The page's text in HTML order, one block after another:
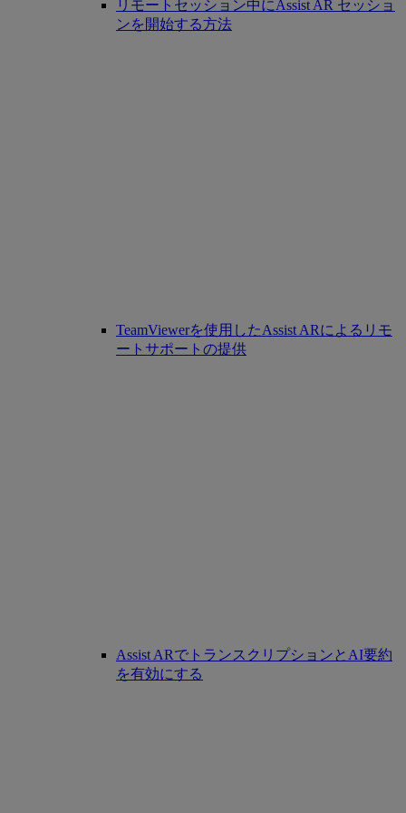
リモートセッション中にAssist AR セッショ
ンを開始する方法
TeamViewerを使用したAssist ARによるリモ
ートサポートの提供
Assist ARでトランスクリプションとAI要約
を有効にする